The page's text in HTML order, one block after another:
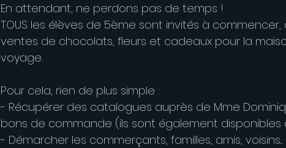
En attendant, ne perdons pas de temps !
TOUS les élèves de 5ème sont invités à
ventes de chocolats, fleurs et cadeaux pour la
voyage.
Pour cela, rien de plus simple :
- Récupérer des catalogues auprès de Mme
bons de commande (ils sont également disponibles
- Démarcher les commerçants, familles, amis,